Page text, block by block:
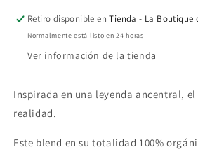
Mate
Orgánica
Mate
Orgánica
Retiro disponible enTienda - La Boutique
Normalmente está listo en 24 horas
Ver información de la tienda
Inspirada en una leyenda ancentral,
realidad.
Este blend en su totalidad 100%